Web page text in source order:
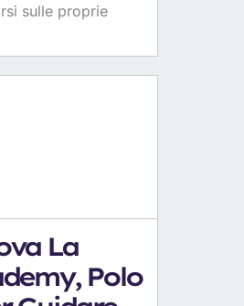
sulle proprie
La
Polo